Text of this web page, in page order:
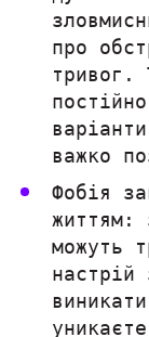
про
тривог.
важко
Фобія
життям:
можуть
настрій